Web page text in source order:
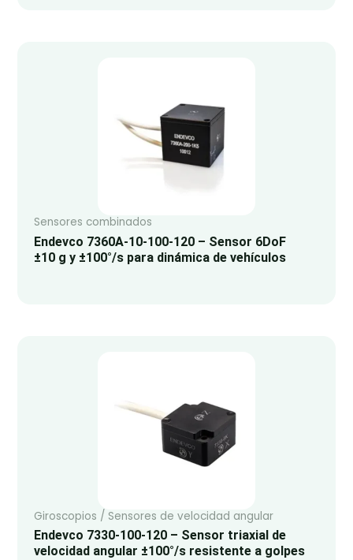
Sensores combinados
Endevco 7360A-10-100-120 – Sensor 6DoF
±10 g y ±100°/s para dinámica de vehículos
Giroscopios / Sensores de velocidad angular
Endevco 7330-100-120 – Sensor triaxial de
velocidad angular ±100°/s resistente a golpes